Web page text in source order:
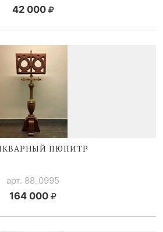
42 000
ПЮПИТР
арт. 88_0995
164 000